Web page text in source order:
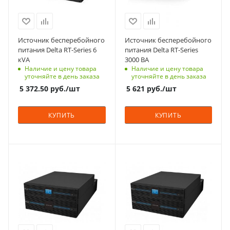
230
В стойку (rack)
Вес, кг
15.5
Источник бесперебойного
питания Delta RT-Series 6
кVA
Наличие и цену товара
уточняйте в день заказа
5 372.50 руб./шт
КУПИТЬ
1
Технология
On-Line
Автономия
кратковременная
Габариты (ВхШхГ), мм
89x440x610
коэффициент
мощности (PF)
0.9
Наличие встроенных
Источник бесперебойного
питания Delta RT-Series
3000 ВА
Наличие и цену товара
уточняйте в день заказа
5 621 руб./шт
КУПИТЬ
Тип корпуса
для установки/
крепления на пол,
для установки в
Тип корпуса
для установки/
крепления на пол,
для установки в